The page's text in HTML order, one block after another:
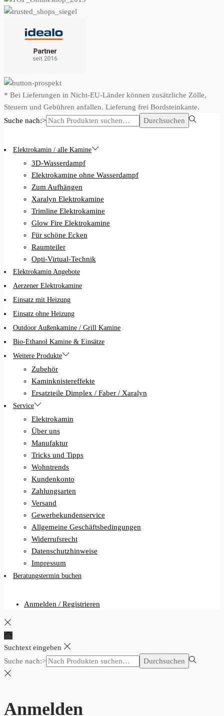
* Bei Lieferungen in Nicht-EU-Länder können zusätzliche Zölle,
Steuern und Gebühren anfallen. Lieferung frei Bordsteinkante.
Suche nach:>
Durchsuchen
Elektrokamin / alle Kamine
3D-Wasserdampf
Elektrokamine ohne Wasserdampf
Zum Aufhängen
Xaralyn Elektrokamine
Trimline Elektrokamine
Glow Fire Elektrokamine
Für schöne Ecken
Raumteiler
Opti-Virtual-Technik
Elektrokamin Angebote
Aerzener Elektrokamine
Einsatz mit Heizung
Einsatz ohne Heizung
Outdoor Außenkamine / Grill Kamine
Bio-Ethanol Kamine & Einsätze
Weitere Produkte
Zubehör
Kaminknistereffekte
Ersatzteile Dimplex / Faber / Xaralyn
Service
Elektrokamin
Über uns
Manufaktur
Tricks und Tipps
Wohntrends
Kundenkonto
Zahlungsarten
Versand
Gewerbekundenservice
Allgemeine Geschäftsbedingungen
Widerrufsrecht
Datenschutzhinweise
Impressum
Beratungstermin buchen
Anmelden / Registrieren
Suchtext eingeben
Suche nach:>
Durchsuchen
Anmelden